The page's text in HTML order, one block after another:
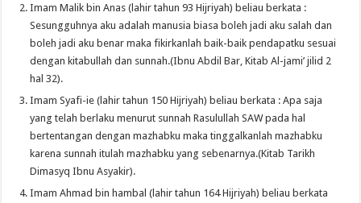
Imam Malik bin Anas (lahir tahun 93 Hijriyah) beliau berkata :
Sesungguhnya aku adalah manusia biasa boleh jadi aku salah dan
boleh jadi aku benar maka fikirkanlah baik-baik pendapatku sesuai
dengan kitabullah dan sunnah.(Ibnu Abdil Bar, Kitab Al-jami’ jilid 2
hal 32).
Imam Syafi-ie (lahir tahun 150 Hijriyah) beliau berkata : Apa saja
yang telah berlaku menurut sunnah Rasulullah SAW pada hal
bertentangan dengan mazhabku maka tinggalkanlah mazhabku
karena sunnah itulah mazhabku yang sebenarnya.(Kitab Tarikh
Dimasyq Ibnu Asyakir).
Imam Ahmad bin hambal (lahir tahun 164 Hijriyah) beliau berkata